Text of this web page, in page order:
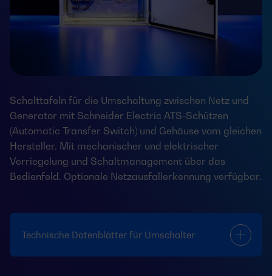
Schalttafeln für die Umschaltung zwischen Netz und
Generator mit Schneider Electric ATS-Schützen
(Automatic Transfer Switch) und Gehäuse vom gleichen
Hersteller. Mit mechanischer und elektrischer
Verriegelung und Schaltmanagement über das
Bedienfeld. Optionale Netzausfallerkennung verfügbar.
Technische Datenblätter für Umschalter